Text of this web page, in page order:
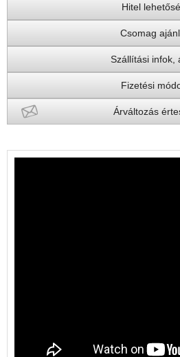
Hitel
Csomag
Szállítási infok,
Fizetési
Árváltozás